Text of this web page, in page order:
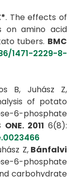
. The effects of
on amino acid
tubers. BMC
1471-2229-8-
B, Juhász Z,
of potato
6-phosphate
ONE. 2011 6(8):
Z,Bánfalvi
6-phosphate
carbohydrate